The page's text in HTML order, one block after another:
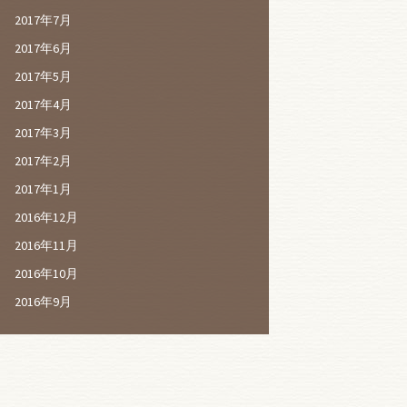
2017年7月
2017年6月
2017年5月
2017年4月
2017年3月
2017年2月
2017年1月
2016年12月
2016年11月
2016年10月
2016年9月